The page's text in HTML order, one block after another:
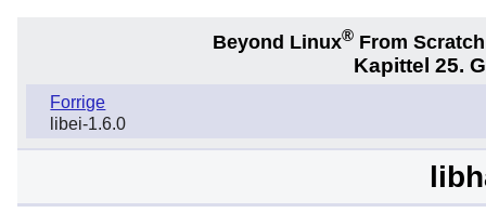
Beyond Linux® From
Kapittel 25.
Forrige
libei-1.6.0